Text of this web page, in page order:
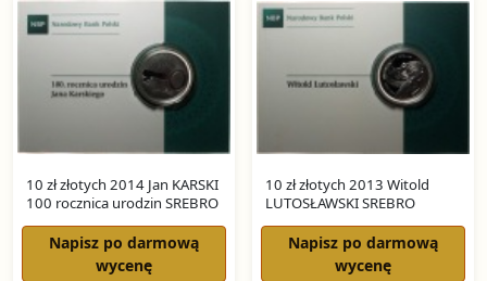
10 zł złotych 2014 Jan KARSKI
100 rocznica urodzin SREBRO
Napisz po darmową
wycenę
10 zł złotych 2013 Witold
LUTOSŁAWSKI SREBRO
Napisz po darmową
wycenę